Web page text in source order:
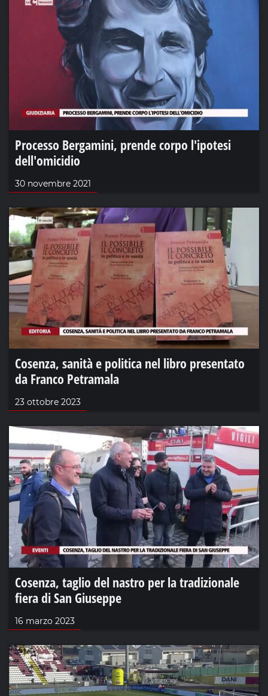
Processo Bergamini, prende corpo l'ipotesi
dell'omicidio
30 novembre 2021
Cosenza, sanità e politica nel libro presentato
da Franco Petramala
23 ottobre 2023
Cosenza, taglio del nastro per la tradizionale
fiera di San Giuseppe
16 marzo 2023